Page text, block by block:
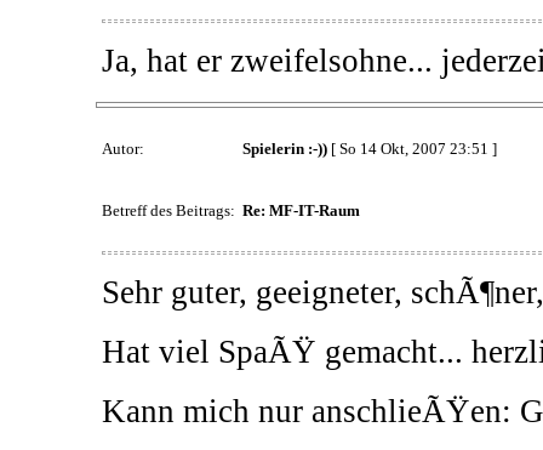
Ja, hat er zweifelsohne...
Autor: Spielerin :-))[ So 14 Okt, 2007 23:51 ]
Betreff des Beitrags: Re: MF-IT-Raum
Sehr guter, geeigneter,
Hat viel SpaÃŸ gemacht...
Kann mich nur anschlieÃŸen: